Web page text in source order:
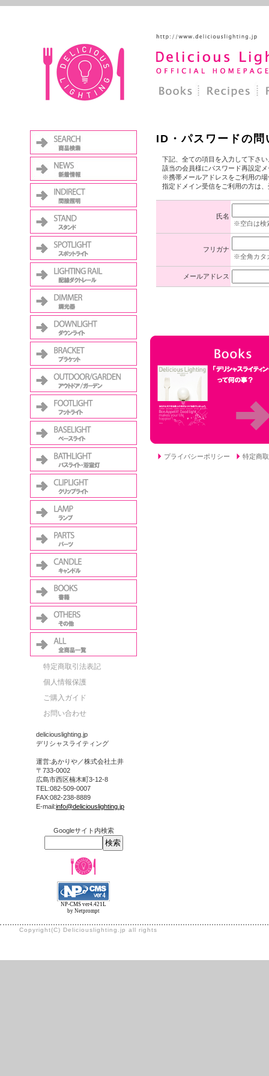
特定商取引法表記
個人情報保護
ご購入ガイド
お問い合わせ
deliciouslighting.jp
デリシャスライティング
運営:あかりや／株式会社土井
〒733-0002
広島市西区楠木町3-12-8
TEL:082-509-0007
FAX:082-238-8889
E-mail:info@deliciouslighting.jp
Googleサイト内検索
NP-CMS ver4.421L
by Netprompt
ID・パスワードの問
下記、全ての項目を入力して下さい
該当の会員様にパスワード再設定
※携帯メールアドレスをご利用の
指定ドメイン受信をご利用の方は
氏名
※空白は検
フリガナ
※全角カタ
メールアドレス
プライバシーポリシー 特定商
Copyright(C) Deliciouslighting.jp all rights